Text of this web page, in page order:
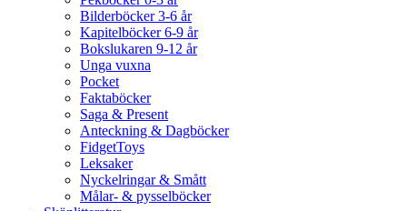
Bilderböcker 3-6 år
Kapitelböcker 6-9 år
Bokslukaren 9-12 år
Unga vuxna
Pocket
Faktaböcker
Saga & Present
Anteckning & Dagböcker
FidgetToys
Leksaker
Nyckelringar & Smått
Målar- & pysselböcker